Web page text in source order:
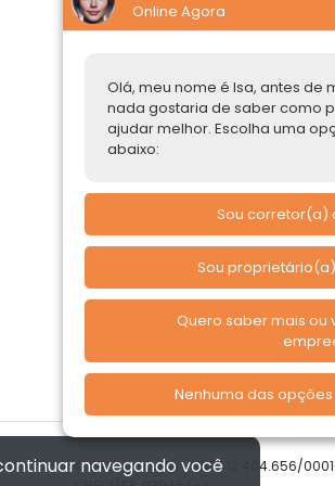
Online Agora
Olá, meu nome é Isa, antes de
nada gostaria de saber como
ajudar melhor. Escolha uma
abaixo:
Sou corretor(a)
Sou
Quero saber mais ou
Nenhuma das
Comprar ou alugar
Quero Comprar
© 2026 Imóvelp • CNPJ 12.404.656/
navegando você